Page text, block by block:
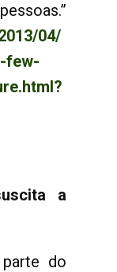
04/
few-
a
do